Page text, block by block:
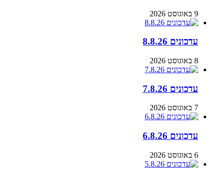
9 באוגוסט 2026
עדכונים 8.8.26
8 באוגוסט 2026
עדכונים 7.8.26
7 באוגוסט 2026
עדכונים 6.8.26
6 באוגוסט 2026